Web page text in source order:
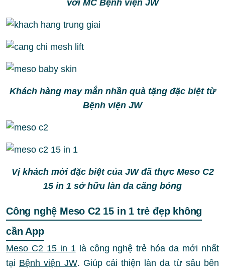
với MC Bệnh viện JW
Khách hàng may mắn nhần quà tặng đặc biệt từ
Bệnh viện JW
Vị khách mời đặc biệt của JW đã thực Meso C2
15 in 1 sở hữu làn da căng bóng
Công nghệ Meso C2 15 in 1 trẻ đẹp không
cần App
Meso C2 15 in 1là công nghệ trẻ hóa da mới nhất
tại Bệnh viện JW. Giúp cải thiện làn da từ sâu bên